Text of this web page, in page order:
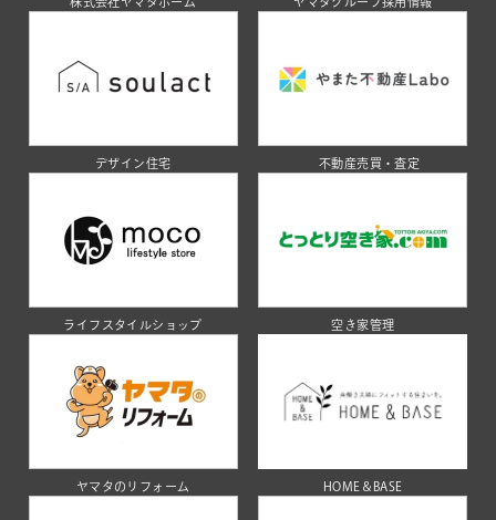
デザイン住宅 不動産売買・査定
ライフスタイルショップ 空き家管理
ヤマタのリフォーム HOME＆BASE